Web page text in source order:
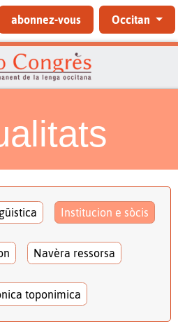
abonnez-vous Occitan
Institucion e sòcis
Navèra ressorsa
toponimica